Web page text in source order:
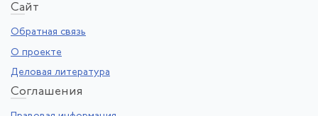
Сайт
Обратная связь
О проекте
Деловая литература
Соглашения